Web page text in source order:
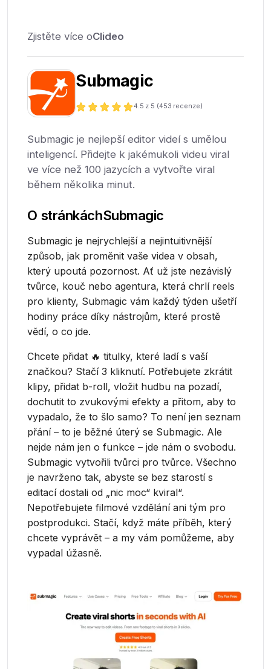
Zjistěte více oClideo
Submagic
4.5 z 5 (453 recenze)
Submagic je nejlepší editor videí s umělou
inteligencí. Přidejte k jakémukoli videu viral
ve více než 100 jazycích a vytvořte viral
během několika minut.
O stránkáchSubmagic
Submagic je nejrychlejší a nejintuitivnější
způsob, jak proměnit vaše videa v obsah,
který upoutá pozornost. Ať už jste nezávislý
tvůrce, kouč nebo agentura, která chrlí reels
pro klienty, Submagic vám každý týden ušetří
hodiny práce díky nástrojům, které prostě
vědí, o co jde.
Chcete přidat 🔥 titulky, které ladí s vaší
značkou? Stačí 3 kliknutí. Potřebujete zkrátit
klipy, přidat b-roll, vložit hudbu na pozadí,
dochutit to zvukovými efekty a přitom, aby to
vypadalo, že to šlo samo? To není jen seznam
přání – to je běžné úterý se Submagic. Ale
nejde nám jen o funkce – jde nám o svobodu.
Submagic vytvořili tvůrci pro tvůrce. Všechno
je navrženo tak, abyste se bez starostí s
editací dostali od „nic moc“ kviral“.
Nepotřebujete filmové vzdělání ani tým pro
postprodukci. Stačí, když máte příběh, který
chcete vyprávět – a my vám pomůžeme, aby
vypadal úžasně.